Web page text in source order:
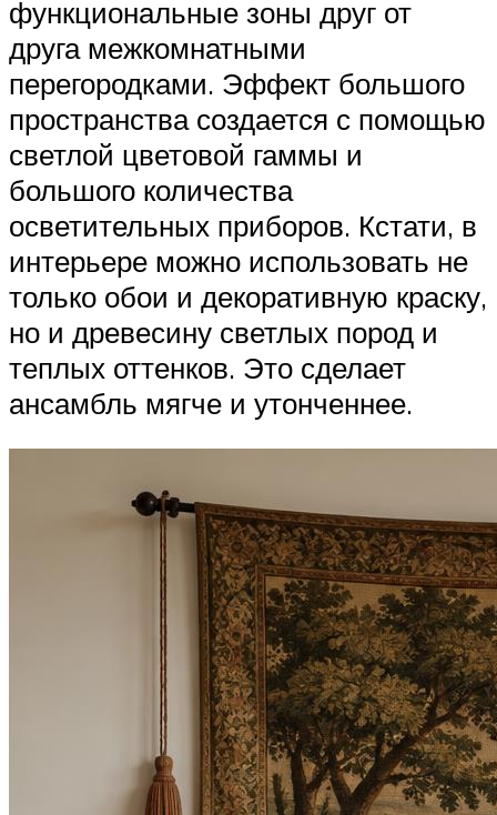
функциональные зоны друг от
друга межкомнатными
перегородками. Эффект большого
пространства создается с помощью
светлой цветовой гаммы и
большого количества
осветительных приборов. Кстати, в
интерьере можно использовать не
только обои и декоративную краску,
но и древесину светлых пород и
теплых оттенков. Это сделает
ансамбль мягче и утонченнее.